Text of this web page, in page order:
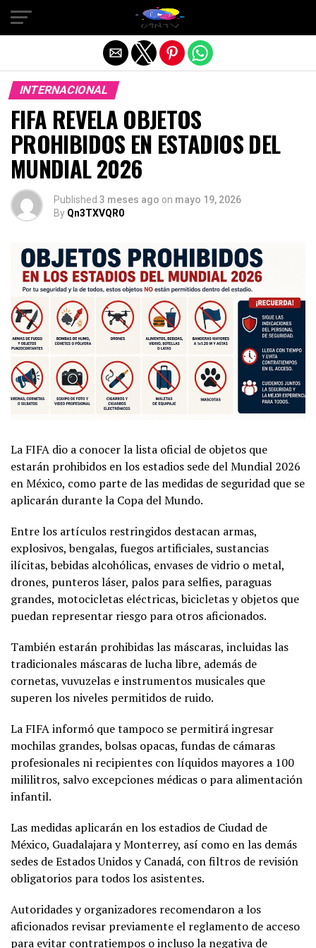
INTERNACIONAL
FIFA REVELA OBJETOS
PROHIBIDOS EN ESTADIOS DEL
MUNDIAL 2026
Published 3 meses ago on mayo 19, 2026
By Qn3TXVQR0
La FIFA dio a conocer la lista oficial de objetos que
estarán prohibidos en los estadios sede del Mundial 2026
en México, como parte de las medidas de seguridad que se
aplicarán durante la Copa del Mundo.
Entre los artículos restringidos destacan armas,
explosivos, bengalas, fuegos artificiales, sustancias
ilícitas, bebidas alcohólicas, envases de vidrio o metal,
drones, punteros láser, palos para selfies, paraguas
grandes, motocicletas eléctricas, bicicletas y objetos que
puedan representar riesgo para otros aficionados.
También estarán prohibidas las máscaras, incluidas las
tradicionales máscaras de lucha libre, además de
cornetas, vuvuzelas e instrumentos musicales que
superen los niveles permitidos de ruido.
La FIFA informó que tampoco se permitirá ingresar
mochilas grandes, bolsas opacas, fundas de cámaras
profesionales ni recipientes con líquidos mayores a 100
mililitros, salvo excepciones médicas o para alimentación
infantil.
Las medidas aplicarán en los estadios de Ciudad de
México, Guadalajara y Monterrey, así como en las demás
sedes de Estados Unidos y Canadá, con filtros de revisión
obligatorios para todos los asistentes.
Autoridades y organizadores recomendaron a los
aficionados revisar previamente el reglamento de acceso
para evitar contratiempos o incluso la negativa de
Salir de la versión móvil